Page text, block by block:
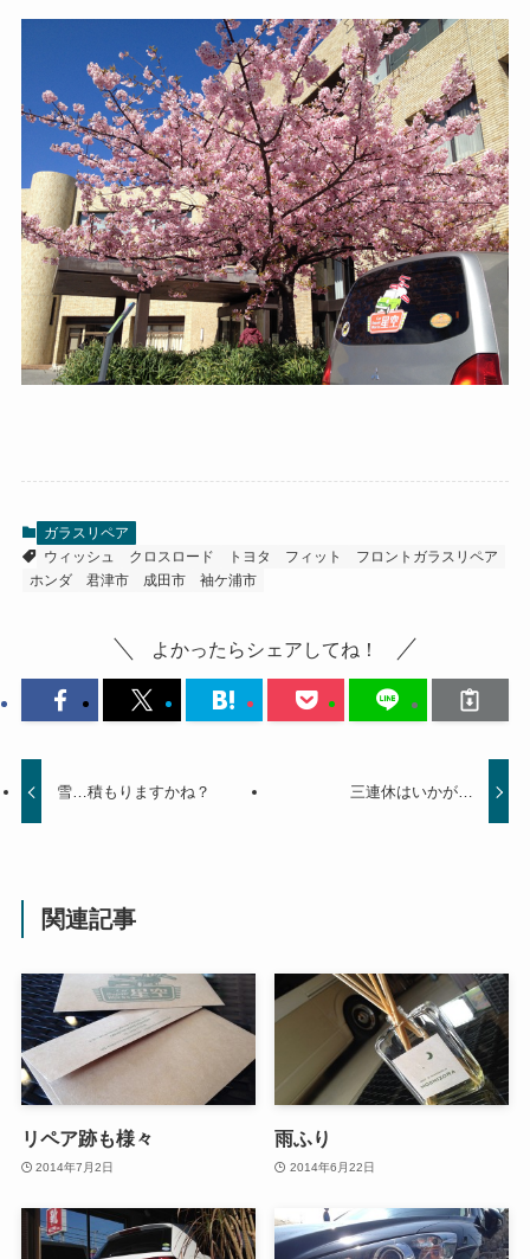
ガラスリペア
ウィッシュ
クロスロード トヨタ フィット
フロントガラスリペア
ホンダ
君津市 成田市 袖ケ浦市
よかったらシェアしてね！
雪…積もりますかね？ 三連休はいかが…
関連記事
リペア跡も様々
2014年7月2日
雨ふり
2014年6月22日